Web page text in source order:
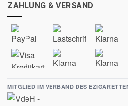
ZAHLUNG & VERSAND
MITGLIED IM VERBAND DES